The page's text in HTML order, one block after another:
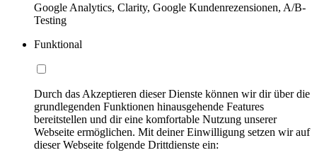
Google Analytics, Clarity, Google Kundenrezensionen, A/B-
Testing
Funktional
Durch das Akzeptieren dieser Dienste können wir dir über die
grundlegenden Funktionen hinausgehende Features
bereitstellen und dir eine komfortable Nutzung unserer
Webseite ermöglichen. Mit deiner Einwilligung setzen wir auf
dieser Webseite folgende Drittdienste ein: